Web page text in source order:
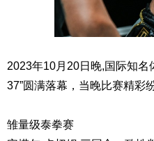
2023年10月20日晚,国际知名
37”圆满落幕，当晚比赛精彩
雏量级泰拳赛